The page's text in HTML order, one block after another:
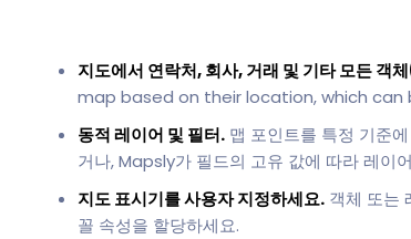
지도에서 연락처, 회사, 거래 및 기타 모든 객
map based on their location, which can
동적 레이어 및 필터.맵 포인트를 특정 기준
거나, Mapsly가 필드의 고유 값에 따라 레이
지도 표시기를 사용자 지정하세요.객체 또는
꼴 속성을 할당하세요.